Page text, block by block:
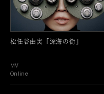
松任谷由実「深海の街」
MV
Online